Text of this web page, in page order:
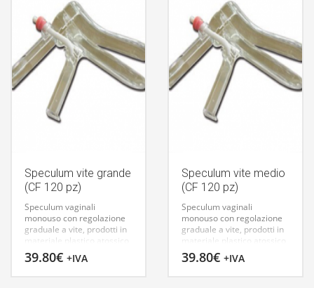
ripiegato all’ingiù per
facilitare l’introduzione di
strumentario. Fabbricati in
Europa.SPECULUM CUSCO
A PERNO29946 PICCOLO
Speculum vite grande
(CF 120 pz)
Speculum vaginali
monouso con regolazione
graduale a vite, prodotti in
materiale plastico atossico
trasparente, confezionati
singolarmente in materiale
39.80€ +IVA
Speculum vite medio
(CF 120 pz)
Speculum vaginali
monouso con regolazione
graduale a vite, prodotti in
materiale plastico atossico
trasparente, confezionati
singolarmente in materiale
39.80€ +IVA